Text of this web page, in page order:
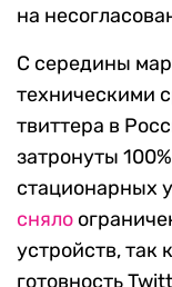
на
С середины
техническими
твиттера в
затронуты
стационарных
сняло
устройств, так
готовность